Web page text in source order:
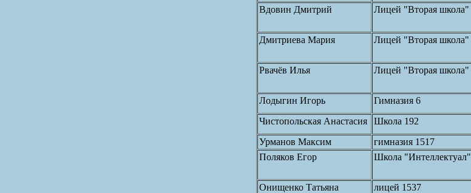
Вдовин Дмитрий
Лицей "Вторая школа"
Дмитриева Мария Лицей "Вторая школа"
Рвачёв Илья Лицей "Вторая школа"
Лодыгин Игорь Гимназия 6
Чистопольская Анастасия
Школа 192
Урманов Максим
гимназия 1517
Поляков Егор
Школа "Интеллектуал"
Онищенко Татьяна лицей 1537